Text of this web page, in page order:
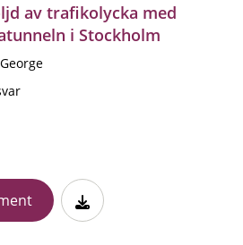
av trafikolycka med
i Stockholm